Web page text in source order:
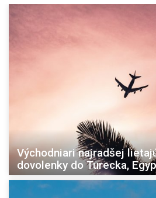
Východniari najradšej
dovolenky do Turecka,